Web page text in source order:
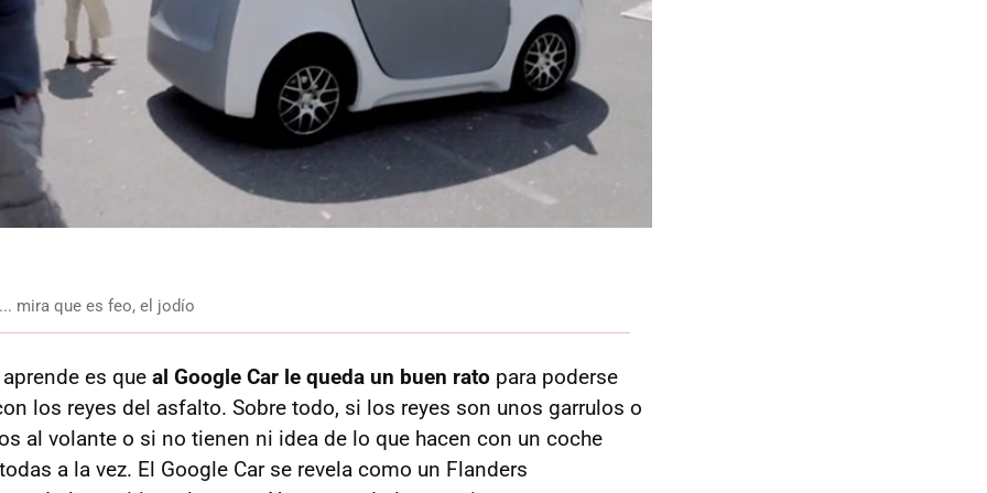
mira que es feo, el jodío
es que al Google Car le queda un buen rato para poderse
los reyes del asfalto. Sobre todo, si los reyes son unos garrulos o
al volante o si no tienen ni idea de lo que hacen con un coche
a la vez. El Google Car se revela como un Flanders